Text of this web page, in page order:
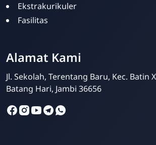
Ekstrakurikuler
Fasilitas
Alamat Kami
Jl. Sekolah, Terentang Baru, Kec. Batin
Batang Hari, Jambi 36656